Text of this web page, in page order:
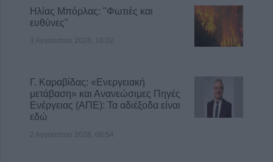
Ηλίας Μπόρλας: "Φωτιές και
ευθύνες"
3 Αυγούστου 2026, 10:02
Γ. Καραβίδας: «Ενεργειακή
μετάβαση» και Ανανεώσιμες Πηγές
Ενέργειας (ΑΠΕ): Τα αδιέξοδα είναι
εδώ
2 Αυγούστου 2026, 08:54